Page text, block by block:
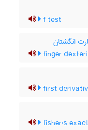
f test
انگشتان
finger
first
fisher's